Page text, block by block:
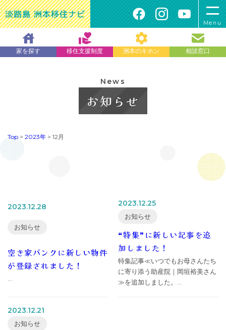
Menu
家を探す 移住支援制度 洲本のキホン 相談窓口
News
お知らせ
Top > 2023年 > 12月
2023.12.28
お知らせ
空き家バンクに新しい物件
が登録されました！
...
2023.12.25
お知らせ
❝特集❞に新しい記事を追
加しました！
特集記事≪いつでもお母さんたち
に寄り添う助産院｜岡垣裕美さん
≫を追加しました。...
2023.12.21
お知らせ